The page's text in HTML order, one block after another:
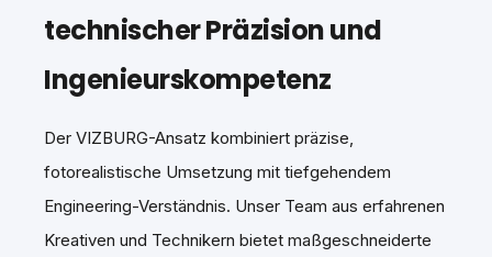
technischer Präzision und
Ingenieurskompetenz
Der VIZBURG-Ansatz kombiniert präzise,
fotorealistische Umsetzung mit tiefgehendem
Engineering-Verständnis. Unser Team aus erfahrenen
Kreativen und Technikern bietet maßgeschneiderte